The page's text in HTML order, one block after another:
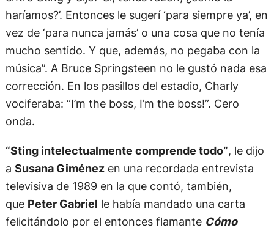
haríamos?’. Entonces le sugerí ‘para siempre ya’, en
vez de ‘para nunca jamás’ o una cosa que no tenía
mucho sentido. Y que, además, no pegaba con la
música”. A Bruce Springsteen no le gustó nada esa
corrección. En los pasillos del estadio, Charly
vociferaba: “I’m the boss, I’m the boss!”. Cero
onda.
“Sting intelectualmente comprende todo”, le dijo
a Susana Giménezen una recordada entrevista
televisiva de 1989 en la que contó, también,
que Peter Gabriel le había mandado una carta
felicitándolo por el entonces flamante Cómo